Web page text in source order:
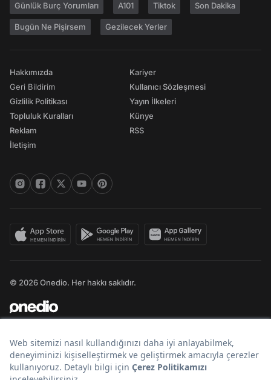
Günlük Burç Yorumları A101 Tiktok Son Dakika
Bugün Ne Pişirsem Gezilecek Yerler
Hakkımızda
Geri Bildirim
Gizlilik Politikası
Topluluk Kuralları
Reklam
İletişim
Kariyer
Kullanıcı Sözleşmesi
Yayın İlkeleri
Künye
RSS
© 2026 Onedio. Her hakkı saklıdır.
Bir markasıdır.